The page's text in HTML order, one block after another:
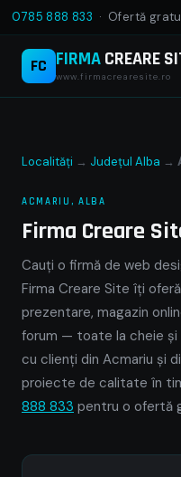
0785 888 833 · Ofertă
FC FIRMACREARE
www.firmacrearesite.ro
Localități → Județul Alba →
ACMARIU, ALBA
Firma Creare
Cauți o firmă de web
Firma Creare Site îți
prezentare, magazin
forum — toate la cheie și
cu clienți din Acmariu și
proiecte de calitate în
888 833 pentru o ofertă